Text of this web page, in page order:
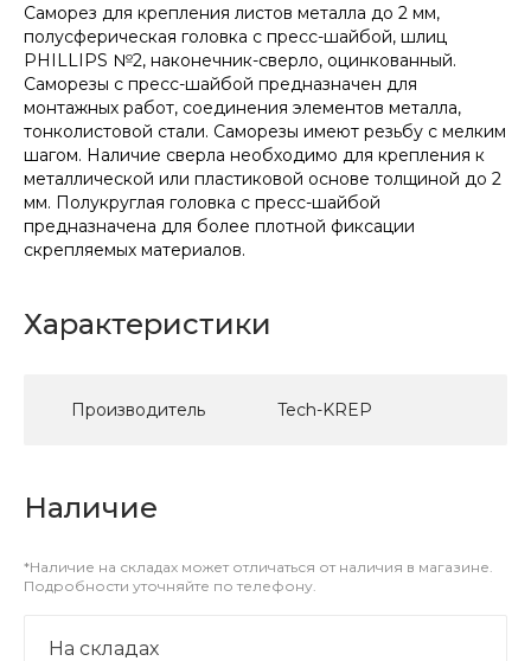
Саморез для крепления листов металла до 2 мм,
полусферическая головка с пресс-шайбой, шлиц
PHILLIPS №2, наконечник-сверло, оцинкованный.
Саморезы с пресс-шайбой предназначен для
монтажных работ, соединения элементов металла,
тонколистовой стали. Саморезы имеют резьбу с мелким
шагом. Наличие сверла необходимо для крепления к
металлической или пластиковой основе толщиной до 2
мм. Полукруглая головка с пресс-шайбой
предназначена для более плотной фиксации
скрепляемых материалов.
Характеристики
Производитель Tech-KREP
Наличие
*Наличие на складах может отличаться от наличия в магазине.
Подробности уточняйте по телефону.
На складах